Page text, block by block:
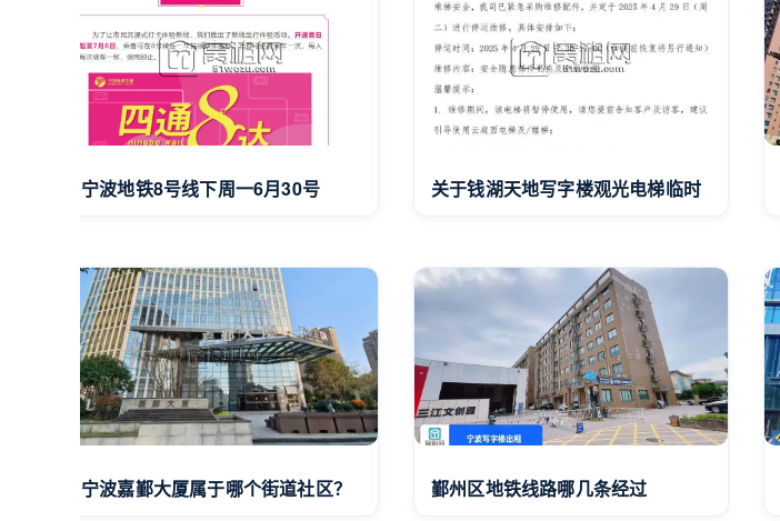
宁波地铁8号线下周一6月30号 关于钱湖天地写字楼观光电梯临时
宁波嘉鄞大厦属于哪个街道社区？ 鄞州区地铁线路哪几条经过